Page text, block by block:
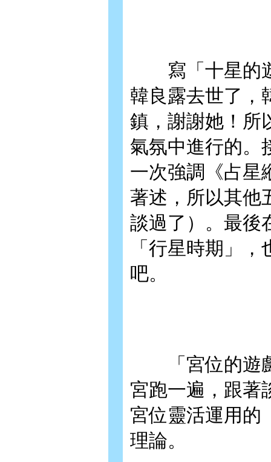
寫「十星的遊
韓良露去世了，
鎮，謝謝她！所
氣氛中進行的。
一次強調《占星
著述，所以其他
談過了）。最後
「行星時期」
吧。
「宮位的遊戲
宮跑一遍，跟著
宮位靈活運用的
理論。